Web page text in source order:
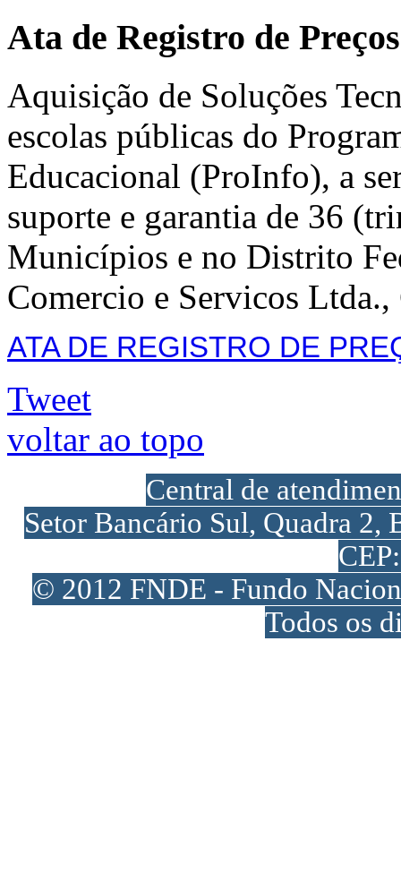
Ata de Registro de
Aquisição de Soluções
escolas públicas do
Educacional (ProInfo), a
suporte e garantia de 36
Municípios e no Distrito
Comercio e Servicos
ATA DE REGISTRO DE
Tweet
voltar ao topo
Central de
Setor Bancário Sul, Quadra
© 2012 FNDE - Fundo
Todos os